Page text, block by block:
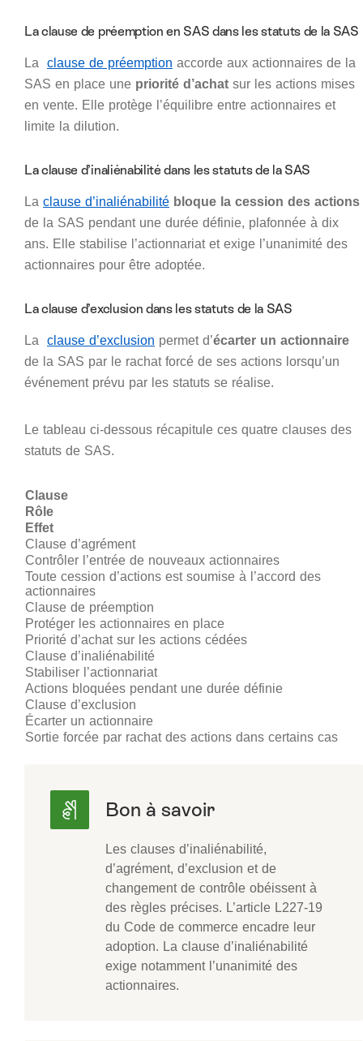
La clause de préemption en SAS dans les statuts de la SAS
La clause de préemption accorde aux actionnaires de la
SAS en place une priorité d’achat sur les actions mises
en vente. Elle protège l’équilibre entre actionnaires et
limite la dilution.
La clause d’inaliénabilité dans les statuts de la SAS
La clause d’inaliénabilité bloque la cession des actions
de la SAS pendant une durée définie, plafonnée à dix
ans. Elle stabilise l’actionnariat et exige l’unanimité des
actionnaires pour être adoptée.
La clause d’exclusion dans les statuts de la SAS
La clause d’exclusion permet d’écarter un actionnaire
de la SAS par le rachat forcé de ses actions lorsqu’un
événement prévu par les statuts se réalise.
Le tableau ci-dessous récapitule ces quatre clauses des
statuts de SAS.
Clause
Rôle
Effet
Clause d’agrément
Contrôler l’entrée de nouveaux actionnaires
Toute cession d’actions est soumise à l’accord des
actionnaires
Clause de préemption
Protéger les actionnaires en place
Priorité d’achat sur les actions cédées
Clause d’inaliénabilité
Stabiliser l’actionnariat
Actions bloquées pendant une durée définie
Clause d’exclusion
Écarter un actionnaire
Sortie forcée par rachat des actions dans certains cas
Les clauses d’inaliénabilité,
d’agrément, d’exclusion et de
changement de contrôle obéissent à
des règles précises. L’article L227-19
du Code de commerce encadre leur
adoption. La clause d’inaliénabilité
exige notamment l’unanimité des
actionnaires.